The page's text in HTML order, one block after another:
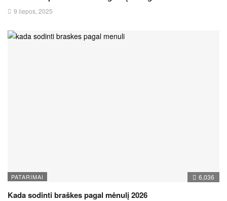
9 liepos, 2025
PATARIMAI 6,036
Kada sodinti braškes pagal mėnulį 2026